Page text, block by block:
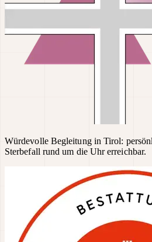
Würdevolle Begleitung in Tirol:
Sterbefall rund um die Uhr erreichbar.